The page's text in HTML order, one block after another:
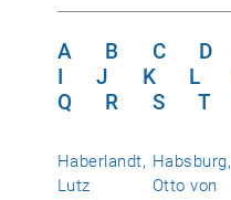
A B C D
I
J K L
Q
R S T
Haberlandt,
Lutz
Habsburg,
Otto von